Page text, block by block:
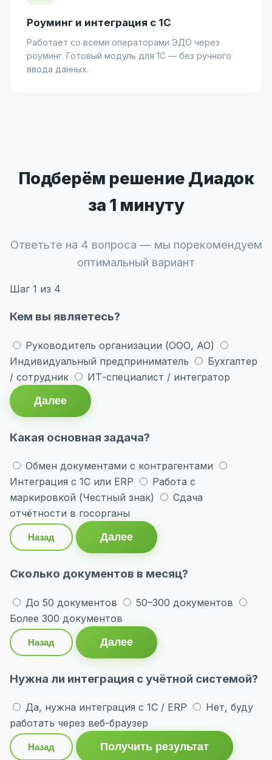
Роуминг и интеграция с 1С
Работает со всеми операторами ЭДО через
роуминг. Готовый модуль для 1С — без ручного
ввода данных.
Подберём решение Диадок
за 1 минуту
Ответьте на 4 вопроса — мы порекомендуем
оптимальный вариант
Шаг 1 из 4
Кем вы являетесь?
Руководитель организации (ООО, АО)
Индивидуальный предприниматель
Бухгалтер
/ сотрудник
ИТ-специалист / интегратор
Далее
Какая основная задача?
Обмен документами с контрагентами
Интеграция с 1С или ERP
Работа с
маркировкой (Честный знак)
Сдача
отчётности в госорганы
Назад Далее
Сколько документов в месяц?
До 50 документов
50–300 документов
Более 300 документов
Назад Далее
Нужна ли интеграция с учётной системой?
Да, нужна интеграция с 1С / ERP
Нет, буду
работать через веб-браузер
Назад Получить результат